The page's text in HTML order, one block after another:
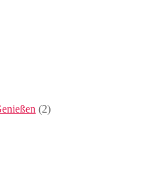
(2)